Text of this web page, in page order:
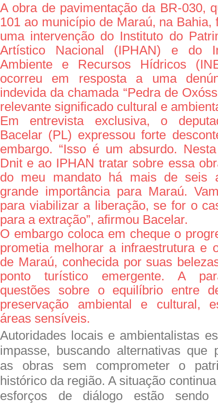
A obra de pavimentação da BR-030,
101 ao município de Maraú, na Bahia,
uma intervenção do Instituto do
Artístico Nacional (IPHAN) e do
Ambiente e Recursos Hídricos
ocorreu em resposta a uma
indevida da chamada “Pedra de
relevante significado cultural e
Em entrevista exclusiva, o
Bacelar (PL) expressou forte
embargo. “Isso é um absurdo.
Dnit e ao IPHAN tratar sobre essa
do meu mandato há mais de seis
grande importância para Maraú.
para viabilizar a liberação, se for o
para a extração”, afirmou Bacelar.
O embargo coloca em cheque o
prometia melhorar a infraestrutura e
de Maraú, conhecida por suas
ponto turístico emergente. A
questões sobre o equilíbrio entre
preservação ambiental e cultural,
áreas sensíveis.
Autoridades locais e ambientalistas
impasse, buscando alternativas que
as obras sem comprometer o
histórico da região. A situação
esforços de diálogo estão sendo